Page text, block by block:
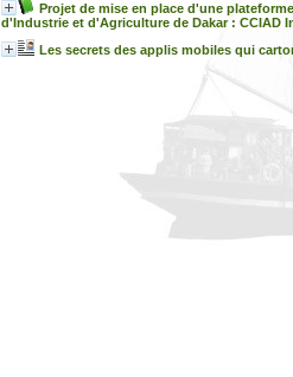
Projet de mise en place d'une
d'Industrie et d'Agriculture de Dakar : CCIAD
Les secrets des applis mobiles qui